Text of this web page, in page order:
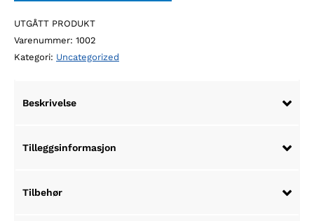
UTGÅTT PRODUKT
Varenummer: 1002
Kategori: Uncategorized
Beskrivelse
Tilleggsinformasjon
Tilbehør